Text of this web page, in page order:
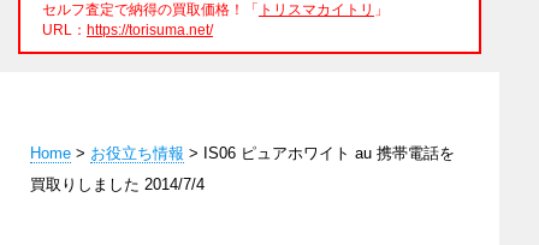
セルフ査定で納得の買取価格！「 トリスマカイトリ 」
URL： https://torisuma.net/
Home > お役立ち情報 > IS06 ピュアホワイト au 携帯電話を
買取りしました 2014/7/4